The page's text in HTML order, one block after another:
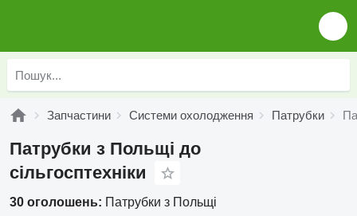
Запчастини Системи охолодження Патрубки
Патрубки з Польщі до
сільгосптехніки
30 оголошень: Патрубки з Польщі